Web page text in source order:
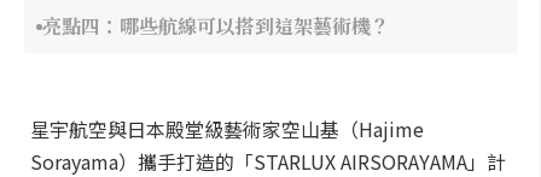
亮點四：哪些航線可以搭到這架藝術機？
星宇航空與日本殿堂級藝術家空山基（Hajime
Sorayama）攜手打造的「STARLUX AIRSORAYAMA」計